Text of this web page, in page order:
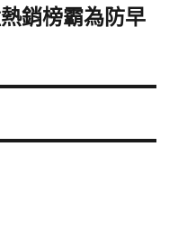
銷榜霸為防早